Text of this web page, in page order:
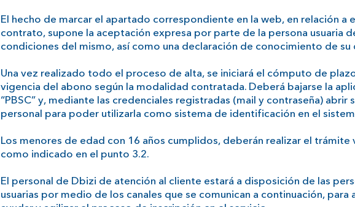
El hecho de marcar el apartado correspondiente en la web, en relación a
contrato, supone la aceptación expresa por parte de la persona usuaria
condiciones del mismo, así como una declaración de conocimiento de
Una vez realizado todo el proceso de alta, se iniciará el cómputo de
vigencia del abono según la modalidad contratada. Deberá bajarse la
“PBSC” y, mediante las credenciales registradas (mail y contraseña) abrir
personal para poder utilizarla como sistema de identificación en el
Los menores de edad con 16 años cumplidos, deberán realizar el trámite
como indicado en el punto 3.2.
El personal de Dbizi de atención al cliente estará a disposición de las
usuarias por medio de los canales que se comunican a continuación, para